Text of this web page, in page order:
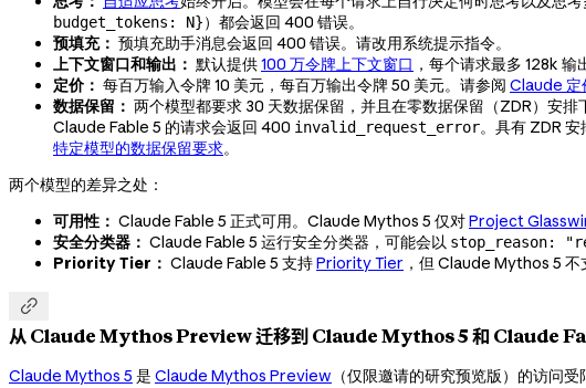
budget_tokens: N}）都会返回 400 错误。
预填充： 预填充助手消息会返回 400 错误。请改用系统提示指令。
上下文窗口和输出： 默认提供100 万令牌上下文窗口 ，每个请求最多 128k 输
定价： 每百万输入令牌 10 美元，每百万输出令牌 50 美元。请参阅 Claude 定
数据保留： 两个模型都要求 30 天数据保留，并且在零数据保留（ZDR）安
Claude Fable 5 的请求会返回 400 invalid_request_error。具有 ZDR
特定模型的数据保留要求。
两个模型的差异之处：
可用性： Claude Fable 5 正式可用。Claude Mythos 5 仅对Project
安全分类器： Claude Fable 5 运行安全分类器，可能会以 stop_reason:
Priority Tier： Claude Fable 5 支持Priority Tier ，但 Claude Mythos 5 不

从 Claude Mythos Preview 迁移到 Claude Mythos 5 和 Claude
Claude Mythos 5 是 Claude Mythos Preview （仅限邀请的研究预览版）的访问受